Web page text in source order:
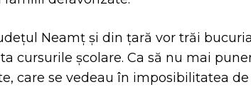
Neamț și din țară vor trăi
cursurile școlare. Ca să nu mai
care se vedeau în imposibilitatea